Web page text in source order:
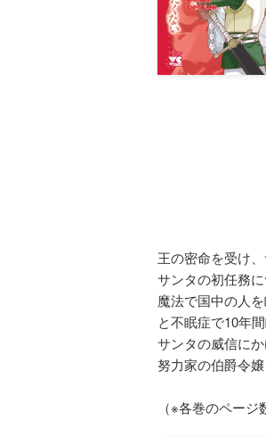
王の密命を受け
サンタの初任務に
魔法で国中の人
と不眠症で10年
サンタの威信に
努力家の伯爵令
（※各巻のペー